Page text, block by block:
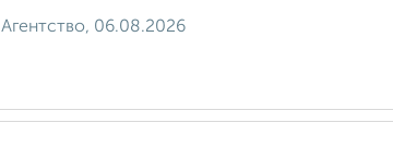
Агентство, 06.08.2026